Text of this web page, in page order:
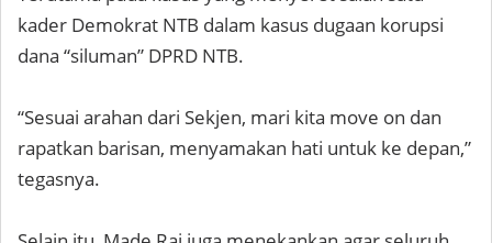
kader Demokrat NTB dalam kasus dugaan korupsi
dana “siluman” DPRD NTB.
“Sesuai arahan dari Sekjen, mari kita move on dan
rapatkan barisan, menyamakan hati untuk ke depan,”
tegasnya.